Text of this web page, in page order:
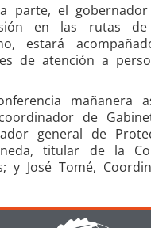
parte, el
en las rutas de
estará
de atención a
mañanera
de
general de
titular de la
y José Tomé,